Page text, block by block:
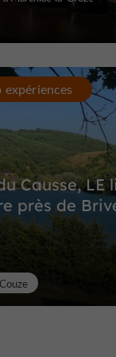
expériences
Causse, LE
près de